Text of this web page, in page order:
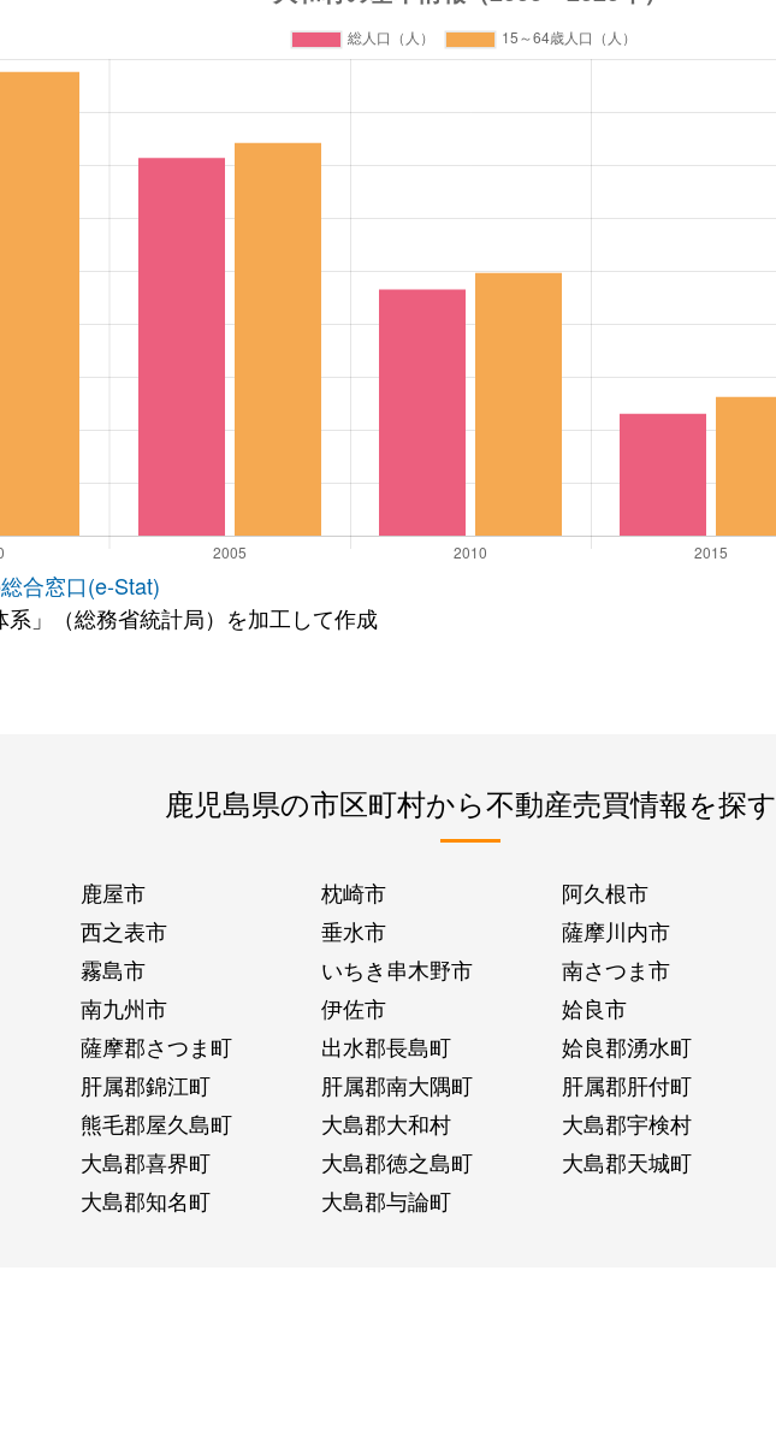
合窓口(e-Stat)
系」（総務省統計局）を加工して作成
鹿児島県の市区町村から不動産売買情報を探す
鹿屋市 枕崎市 阿久根市
西之表市 垂水市 薩摩川内市
霧島市 いちき串木野市 南さつま市
南九州市 伊佐市 姶良市
薩摩郡さつま町 出水郡長島町 姶良郡湧水町
肝属郡錦江町 肝属郡南大隅町 肝属郡肝付町
熊毛郡屋久島町 大島郡大和村 大島郡宇検村
大島郡喜界町 大島郡徳之島町 大島郡天城町
大島郡知名町 大島郡与論町